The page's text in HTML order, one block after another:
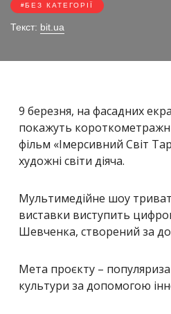
БЕЗ КАТЕГОРІЇ
Текст: bit.ua
9 березня, на фасадних
покажуть
фільм «Імерсивний Світ
художні світи діяча.
Мультимедійне шоу
виставки виступить
Шевченка, створений за
Мета проєкту –
культури за допомогою